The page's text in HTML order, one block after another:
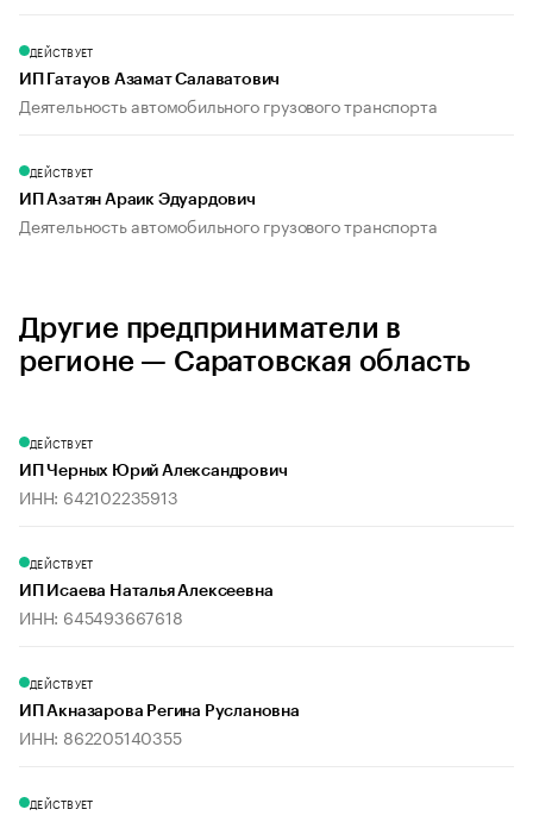
ДЕЙСТВУЕТ
ИП Гатауов Азамат Салаватович
Деятельность автомобильного грузового транспорта
ДЕЙСТВУЕТ
ИП Азатян Араик Эдуардович
Деятельность автомобильного грузового транспорта
Другие предприниматели в
регионе — Саратовская область
ДЕЙСТВУЕТ
ИП Черных Юрий Александрович
ИНН: 642102235913
ДЕЙСТВУЕТ
ИП Исаева Наталья Алексеевна
ИНН: 645493667618
ДЕЙСТВУЕТ
ИП Акназарова Регина Руслановна
ИНН: 862205140355
ДЕЙСТВУЕТ